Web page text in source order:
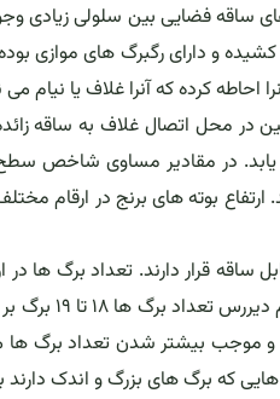
ساقه فضایی بین سلولی زیادی
و دارای رگبرگ های موازی
احاطه کرده که آنرا غلاف یا
۱۵ برگ، در
که برگ های بزرگ و اندک دارند